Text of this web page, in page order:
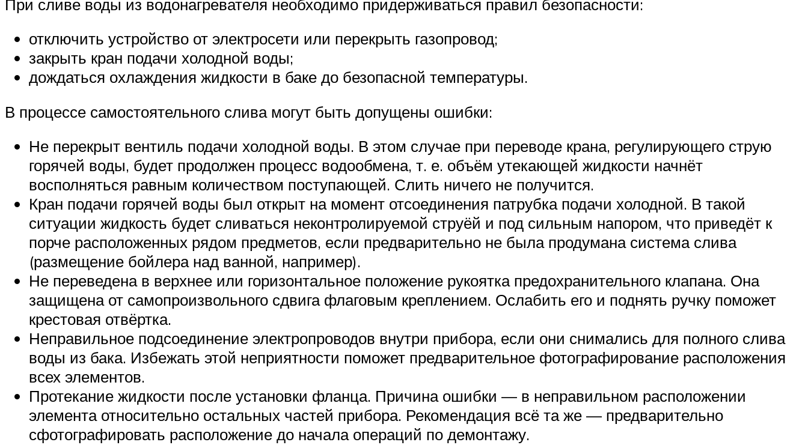
При сливе воды из водонагревателя необходимо придерживаться правил безопасности:
отключить устройство от электросети или перекрыть газопровод;
закрыть кран подачи холодной воды;
дождаться охлаждения жидкости в баке до безопасной температуры.
В процессе самостоятельного слива могут быть допущены ошибки:
Не перекрыт вентиль подачи холодной воды. В этом случае при переводе крана, регулирующего струю
горячей воды, будет продолжен процесс водообмена, т. е. объём утекающей жидкости начнёт
восполняться равным количеством поступающей. Слить ничего не получится.
Кран подачи горячей воды был открыт на момент отсоединения патрубка подачи холодной. В такой
ситуации жидкость будет сливаться неконтролируемой струёй и под сильным напором, что приведёт к
порче расположенных рядом предметов, если предварительно не была продумана система слива
(размещение бойлера над ванной, например).
Не переведена в верхнее или горизонтальное положение рукоятка предохранительного клапана. Она
защищена от самопроизвольного сдвига флаговым креплением. Ослабить его и поднять ручку поможет
крестовая отвёртка.
Неправильное подсоединение электропроводов внутри прибора, если они снимались для полного слива
воды из бака. Избежать этой неприятности поможет предварительное фотографирование расположения
всех элементов.
Протекание жидкости после установки фланца. Причина ошибки — в неправильном расположении
элемента относительно остальных частей прибора. Рекомендация всё та же — предварительно
сфотографировать расположение до начала операций по демонтажу.